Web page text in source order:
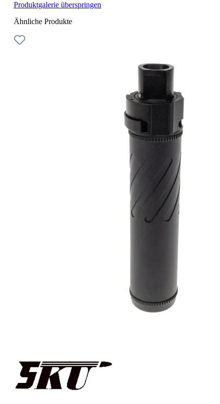
Produktgalerie überspringen
Ähnliche Produkte